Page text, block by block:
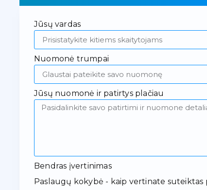
Jūsų vardas
Nuomonė trumpai
Jūsų nuomonė ir patirtys plačiau
Bendras įvertinimas
Paslaugų kokybė - kaip vertinate suteiktas